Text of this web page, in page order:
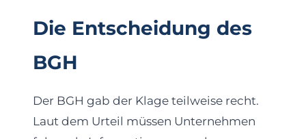
Die Entscheidung des
BGH
Der BGH gab der Klage teilweise recht.
Laut dem Urteil müssen Unternehmen